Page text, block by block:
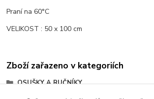
Praní na 60°C
VELIKOST : 50 x 100 cm
Zboží zařazeno v kategoriích
OSUŠKY A RUČNÍKY